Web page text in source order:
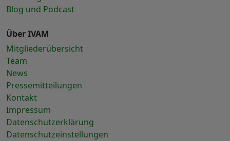
Blog und Podcast
Über IVAM
Mitgliederübersicht
Team
News
Pressemitteilungen
Kontakt
Impressum
Datenschutzerklärung
Datenschutzeinstellungen